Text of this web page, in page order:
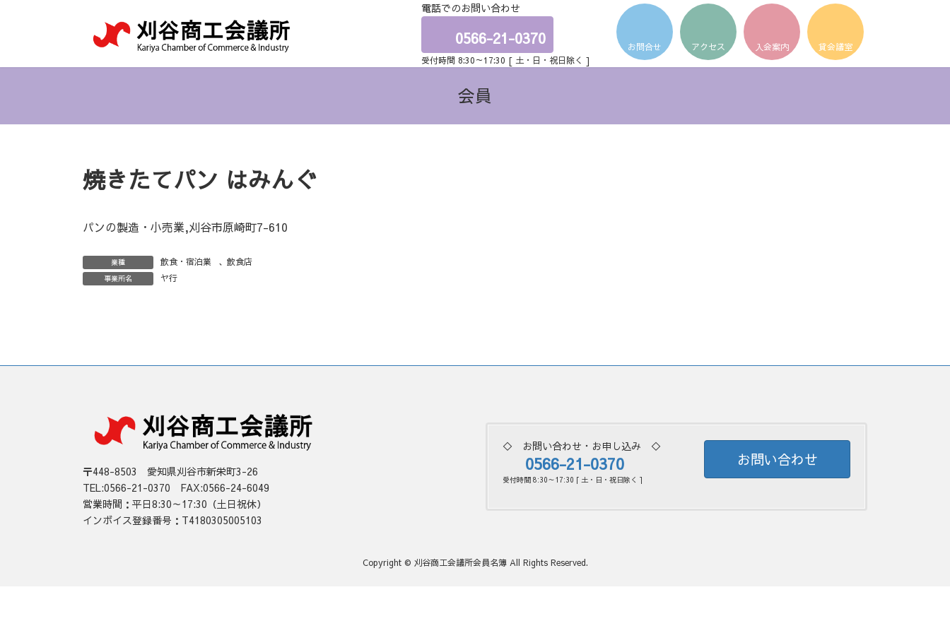
ツ
キ
シ
に
電話でのお問い合わせ
0566-21-0370
受付時間 8:30～17:30 [ 土・日・祝日除く ]
ア
イ
コ
ン
リ
ン
ア
イ
コ
ン
リ
ン
ア
イ
コ
ン
リ
ン
ア
イ
コ
ン
リ
ン
会員
焼きたてパン はみんぐ
パンの製造・小売業,刈谷市原崎町7-610
業種 飲食・宿泊業 、 飲食店
事業所名 ヤ行
〒448-8503 愛知県刈谷市新栄町3-26
TEL:0566-21-0370 FAX:0566-24-6049
営業時間：平日8:30～17:30（土日祝休）
インボイス登録番号：T4180305005103
◇ お問い合わせ・お申し込み ◇
0566-21-0370
受付時間 8:30～17:30 [ 土・日・祝日除く ]
お問い合わせ
Copyright © 刈谷商工会議所会員名簿 All Rights Reserved.